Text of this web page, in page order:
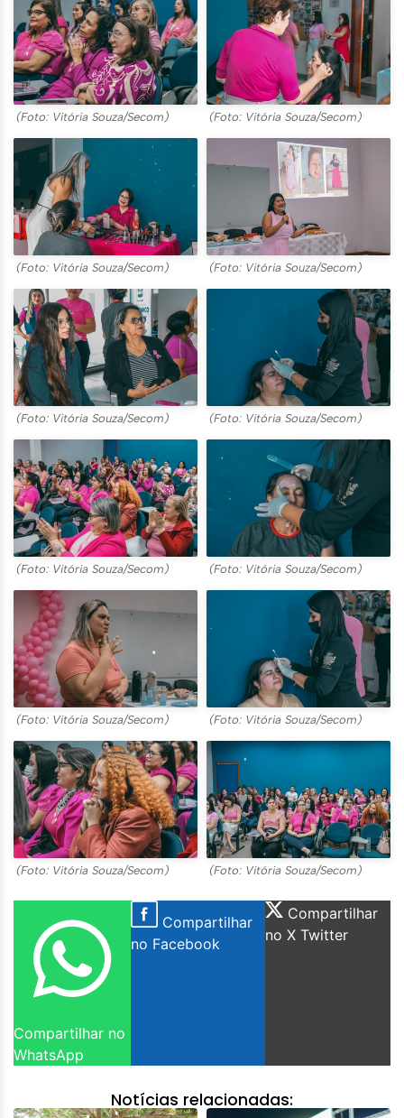
(Foto: Vitória Souza/Secom) (Foto: Vitória Souza/Secom)
(Foto: Vitória Souza/Secom) (Foto: Vitória Souza/Secom)
(Foto: Vitória Souza/Secom) (Foto: Vitória Souza/Secom)
(Foto: Vitória Souza/Secom) (Foto: Vitória Souza/Secom)
(Foto: Vitória Souza/Secom) (Foto: Vitória Souza/Secom)
(Foto: Vitória Souza/Secom) (Foto: Vitória Souza/Secom)
Compartilhar no
WhatsApp
Compartilhar
no Facebook
Compartilhar
no X Twitter
Notícias relacionadas: